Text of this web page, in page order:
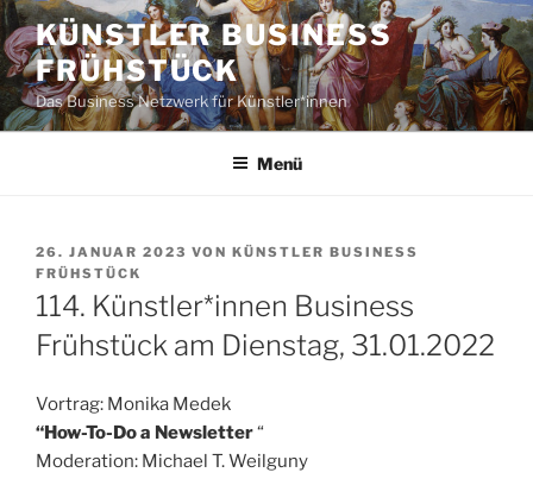
Zum
Inhalt
springen
KÜNSTLER BUSINESS
FRÜHSTÜCK
Das Business Netzwerk für Künstler*innen
Menü
VERÖFFENTLICHT
AM
26. JANUAR 2023 VON KÜNSTLER BUSINESS
FRÜHSTÜCK
114. Künstler*innen Business
Frühstück am Dienstag, 31.01.2022
Vortrag: Monika Medek
“How-To-Do a Newsletter“
Moderation: Michael T. Weilguny